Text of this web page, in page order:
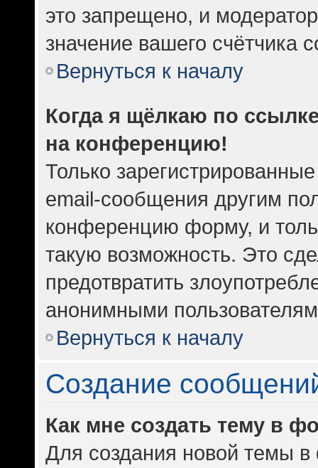
это запрещено, и
значение вашего счётчика
Вернуться к началу
Когда я щёлкаю по
на конференцию!
Только
email-сообщения другим
конференцию форму, и
такую возможность. Это
предотвратить
анонимными
Вернуться к началу
Создание
Как мне создать тему в
Для создания новой темы